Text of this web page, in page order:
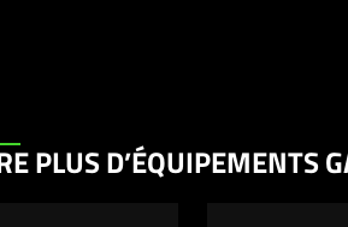
PLUS D’ÉQUIPEMENTS